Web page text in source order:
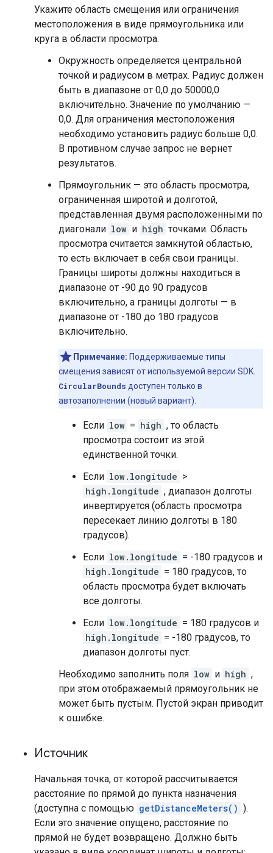
Укажите область смещения или ограничения
местоположения в виде прямоугольника или
круга в области просмотра.
Окружность определяется центральной
точкой и радиусом в метрах. Радиус должен
быть в диапазоне от 0,0 до 50000,0
включительно. Значение по умолчанию —
0,0. Для ограничения местоположения
необходимо установить радиус больше 0,0.
В противном случае запрос не вернет
результатов.
Прямоугольник — это область просмотра,
ограниченная широтой и долготой,
представленная двумя расположенными по
диагонали low и high точками. Область
просмотра считается замкнутой областью,
то есть включает в себя свои границы.
Границы широты должны находиться в
диапазоне от -90 до 90 градусов
включительно, а границы долготы — в
диапазоне от -180 до 180 градусов
включительно.
Примечание: Поддерживаемые типы
смещения зависят от используемой версии SDK.
CircularBounds доступен только в
автозаполнении (новый вариант).
Если low = high , то область
просмотра состоит из этой
единственной точки.
Если low.longitude >
high.longitude , диапазон долготы
инвертируется (область просмотра
пересекает линию долготы в 180
градусов).
Если low.longitude = -180 градусов и
high.longitude = 180 градусов, то
область просмотра будет включать
все долготы.
Если low.longitude = 180 градусов и
high.longitude = -180 градусов, то
диапазон долготы пуст.
Необходимо заполнить поля low и high ,
при этом отображаемый прямоугольник не
может быть пустым. Пустой экран приводит
к ошибке.
Источник
Начальная точка, от которой рассчитывается
расстояние по прямой до пункта назначения
(доступна с помощью getDistanceMeters() ).
Если это значение опущено, расстояние по
прямой не будет возвращено. Должно быть